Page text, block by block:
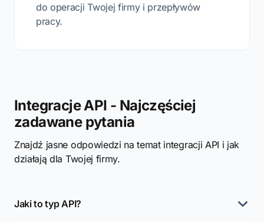
do operacji Twojej firmy i przepływów
pracy.
Integracje API - Najczęściej
zadawane pytania
Znajdź jasne odpowiedzi na temat integracji API i jak
działają dla Twojej firmy.
Jaki to typ API?